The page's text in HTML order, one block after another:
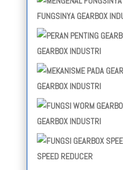
FUNGSINYA GEARBOX
GEARBOX INDUSTRI
GEARBOX INDUSTRI
GEARBOX INDUSTRI
SPEED REDUCER